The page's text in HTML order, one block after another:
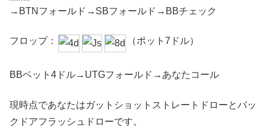
→BTNフォールド→SBフォールド→BBチェック
フロップ： （ポット7ドル）
BBベット4ドル→UTGフォールド→あなたコール
現時点であなたはガットショットストレートドローとバッ
クドアフラッシュドローです。